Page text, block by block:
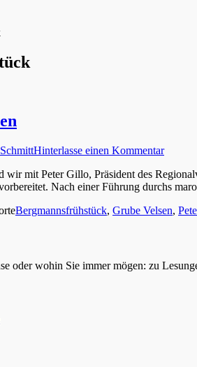
Hinterlasse einen Kommentar
mit Peter Gillo, Präsident des
Nach einer Führung durchs
Bergmannsfrühstück, Grube Velsen,
oder wohin Sie immer mögen: zu